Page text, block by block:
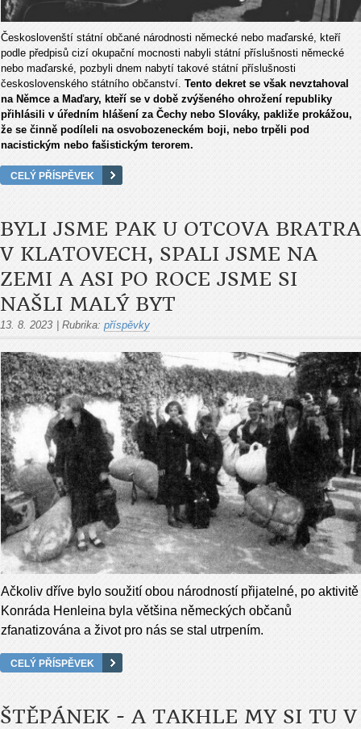
Českoslovenští státní občané národnosti německé nebo maďarské, kteří
podle předpisů cizí okupační mocnosti nabyli státní příslušnosti německé
nebo maďarské, pozbyli dnem nabytí takové státní příslušnosti
československého státního občanství. Tento dekret se však nevztahoval
na Němce a Maďary, kteří se v době zvýšeného ohrožení republiky
přihlásili v úředním hlášení za Čechy nebo Slováky, pakliže prokážou,
že se činně podíleli na osvobozeneckém boji, nebo trpěli pod
nacistickým nebo fašistickým terorem.
CELÝ PŘÍSPĚVEK
BYLI JSME PAK U OTCOVA BRATRA
V KLATOVECH, SPALI JSME NA
ZEMI A ASI PO ROCE JSME SI
NAŠLI MALÝ BYT
13. 8. 2023 Rubrika: příspěvky
Ačkoliv dříve bylo soužití obou národností přijatelné, po aktivitě
Konráda Henleina byla většina německých občanů
zfanatizována a život pro nás se stal utrpením.
CELÝ PŘÍSPĚVEK
ŠTĚPÁNEK - A TAKHLE MY SI TU V